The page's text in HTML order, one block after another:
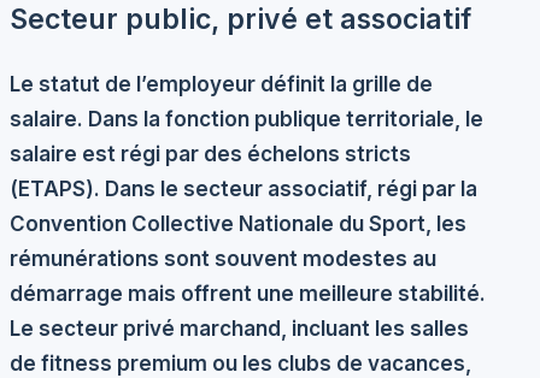
Secteur public, privé et associatif
Le statut de l’employeur définit la grille de
salaire. Dans la fonction publique territoriale, le
salaire est régi par des échelons stricts
(ETAPS). Dans le secteur associatif, régi par la
Convention Collective Nationale du Sport, les
rémunérations sont souvent modestes au
démarrage mais offrent une meilleure stabilité.
Le secteur privé marchand, incluant les salles
de fitness premium ou les clubs de vacances,